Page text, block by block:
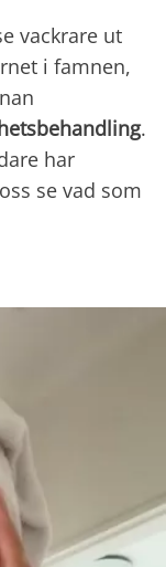
vackrare ut
i famnen,
.
har
se vad som